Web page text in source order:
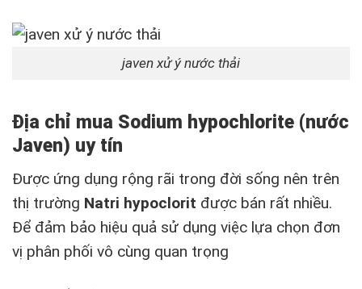
javen xử ý nước thải
Địa chỉ mua Sodium hypochlorite (nước
Javen) uy tín
Được ứng dụng rộng rãi trong đời sống nên trên
thị trường Natri hypoclorit được bán rất nhiều.
Để đảm bảo hiệu quả sử dụng việc lựa chọn đơn
vị phân phối vô cùng quan trọng